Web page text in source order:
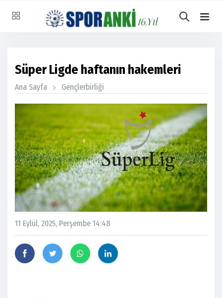
Süper Ligde haftanın hakemleri
Ana Sayfa Gençlerbirliği
11 Eylül, 2025, Perşembe 14:48